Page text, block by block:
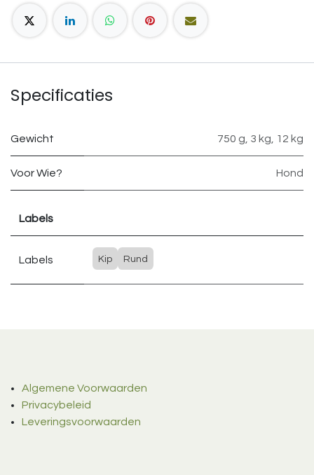
Specificaties
Gewicht 750 g 3 kg 12 kg
Voor Wie? Hond
Labels
Labels Kip Rund
Algemene Voorwaarden
Privacybeleid
Leveringsvoorwaarden